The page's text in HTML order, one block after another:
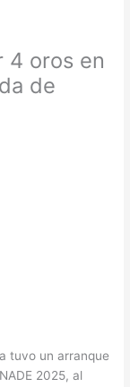
4 oros en
de
tuvo un arranque
2025, al